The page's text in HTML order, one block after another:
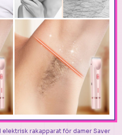
elektrisk rakapparat för damer Saver